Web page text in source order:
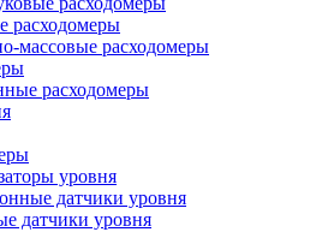
расходомеры
массовые расходомеры
расходомеры
уровня
датчики уровня
датчики уровня